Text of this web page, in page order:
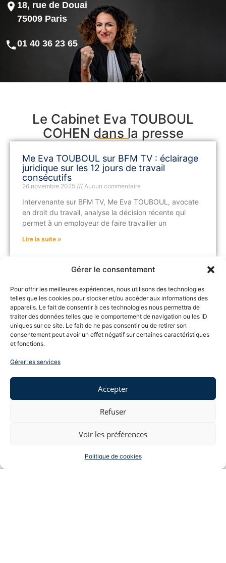
Gérer le consentement
Pour offrir les meilleures expériences, nous utilisons des technologies
telles que les cookies pour stocker et/ou accéder aux informations des
appareils. Le fait de consentir à ces technologies nous permettra de
traiter des données telles que le comportement de navigation ou les ID
uniques sur ce site. Le fait de ne pas consentir ou de retirer son
consentement peut avoir un effet négatif sur certaines caractéristiques
et fonctions.
Gérer les services
Accepter
Refuser
Voir les préférences
Politique de cookies
18, rue de Douai
75009 Paris
01 40 36 23 65
Le Cabinet Eva TOUBOUL
COHEN dans la presse
Me Eva TOUBOUL sur BFM TV : éclairage
juridique sur les 12 jours de travail
consécutifs
26 novembre 2025 Aucun commentaire
Intervenante sur BFM TV, Me Eva TOUBOUL, avocate
en droit du travail, analyse la décision récente qui
permet à un employeur de faire travailler un
Lire la suite »
Insultes au travail : ce qu’enseigne une
décision étonnante de la Cour d’appel
24 novembre 2025 Aucun commentaire
Dans le domaine du droit du travail, certaines
décisions judiciaires surprennent par leur portée. C’est
le cas d’un salarié licencié pour avoir insulté son
peut être le bon moment pour demander
Aucun commentaire